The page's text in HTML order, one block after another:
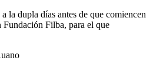
la dupla días antes de que comiencen
Fundación Filba, para el que